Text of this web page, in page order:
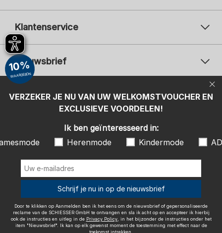
Klantenservice
Nieuwsbrief
Uw
Uw e-mailadres
Aanmelden
Herenmode
ADIDAS
Door te klikken op Aanmelden ben ik het eens om de nieuwsbrief of
gepersonaliseerde reclame van de SCHIESSER GmbH te ontvangen en
sla ik acht op en accepteer ik hierbij ook de instructies en uitleg in de
, in het bijzonder de instructies onder het item
effect naar de toekomst intrekken.
Betaalwijzen
Wij bezorgen met
VERZEKER JE NU VAN UW WELKOMSTVOUCHER EN
EXCLUSIEVE VOORDELEN!
10%
WAARDEBON
Ik ben geïnteresseerd in:
Herenmode Kindermode
Schrijf je nu in op de nieuwsbrief
Door te klikken op Aanmelden ben ik het eens om de nieuwsbrief of gepersonaliseerde
reclame van de SCHIESSER GmbH te ontvangen en sla ik acht op en accepteer ik hierbij
ook de instructies en uitleg in de Privacy Policy, in het bijzonder de instructies onder het
item "Nieuwsbrief". Ik kan op elk gewenst moment de toestemming met effect naar de
toekomst intrekken.